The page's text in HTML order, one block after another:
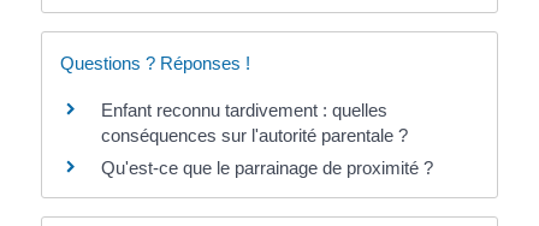
Questions ? Réponses !
Enfant reconnu tardivement : quelles
conséquences sur l'autorité parentale ?
Qu'est-ce que le parrainage de proximité ?